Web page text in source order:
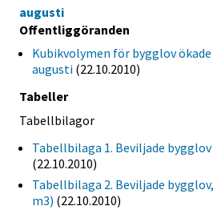
augusti
Offentliggöranden
Kubikvolymen för bygglov
augusti (22.10.2010)
Tabeller
Tabellbilagor
Tabellbilaga 1. Beviljade bygglov
(22.10.2010)
Tabellbilaga 2. Beviljade
m3) (22.10.2010)